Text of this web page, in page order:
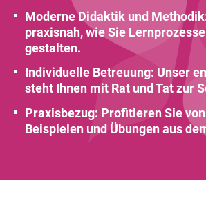
Moderne Didaktik und
praxisnah, wie Sie
gestalten.
Individuelle Betreuung: Unser
steht Ihnen mit Rat und Tat zur
Praxisbezug: Profitieren Sie
Beispielen und Übungen aus